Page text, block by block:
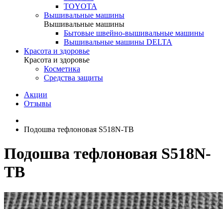
TOYOTA
Вышивальные машины
Вышивальные машины
Бытовые швейно-вышивальные машины
Вышивальные машины DELTA
Красота и здоровье
Красота и здоровье
Косметика
Средства защиты
Акции
Отзывы
Подошва тефлоновая S518N-TB
Подошва тефлоновая S518N-
TB